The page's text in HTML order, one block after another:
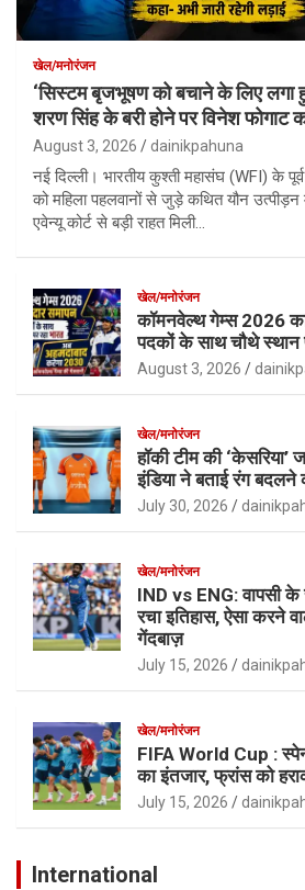
खेल/मनोरंजन
‘सिस्टम बृजभूषण को बचाने के लिए
शरण सिंह के बरी होने पर विनेश फोगाट
August 3, 2026 dainikpahuna
नई दिल्ली। भारतीय कुश्ती महासंघ (WFI) के
को महिला पहलवानों से जुड़े कथित यौन उत्पीड़न
एवेन्यू कोर्ट से बड़ी राहत मिली…
खेल/मनोरंजन
कॉमनवेल्थ गेम्स 2026
पदकों के साथ चौथे स्थान
August 3, 2026
खेल/मनोरंजन
हॉकी टीम की ‘केसरिया’
इंडिया ने बताई रंग
July 30, 2026
खेल/मनोरंजन
IND vs ENG: वापसी के
रचा इतिहास, ऐसा करने
गेंदबाज़
July 15, 2026
खेल/मनोरंजन
FIFA World Cup :
का इंतजार, फ्रांस को
July 15, 2026
International